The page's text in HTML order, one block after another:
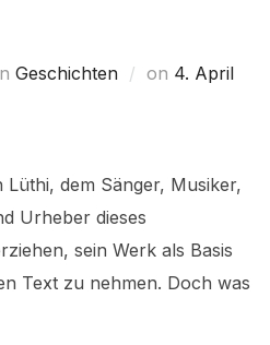
Geschichten on Posted
4. April
dem Sänger, Musiker,
Urheber dieses
sein Werk als Basis
Text zu nehmen. Doch was